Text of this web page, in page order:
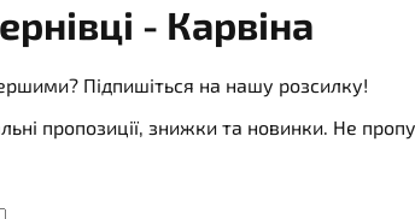
- Карвіна
Підпишіться на нашу розсилку!
пропозиції, знижки та новинки. Не